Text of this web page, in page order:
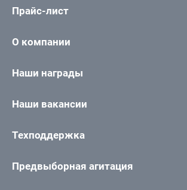
Прайс-лист
О компании
Наши награды
Наши вакансии
Техподдержка
Предвыборная агитация